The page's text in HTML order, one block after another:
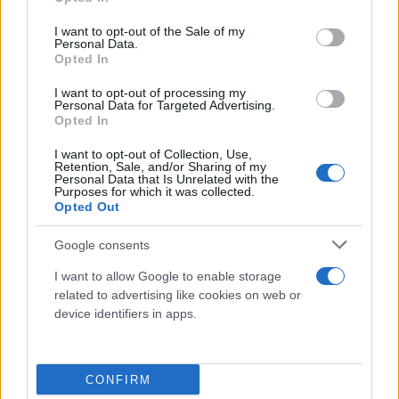
use your data for below specified purposes in below Google
consent section.
I want to opt-out of the Sale of my
Personal Data.
Opted In
I want to opt-out of processing my
Personal Data for Targeted Advertising.
Opted In
I want to opt-out of Collection, Use,
Retention, Sale, and/or Sharing of my
Personal Data that Is Unrelated with the
Purposes for which it was collected.
Opted Out
Google consents
I want to allow Google to enable storage
related to advertising like cookies on web or
device identifiers in apps.
CONFIRM
περιμένουν το επιδημιολογικό αποτύπωμα από την
επιστροφή και των τελευταίων εκδρομέων του
Αυγούστου πίσω στις πόλεις. Ο αριθμός των
μολύνσεων λοιπόν θα είναι εκείνος που θα κρίνει
ανακοινώσεις να αναμένονται σε λίγες μέρες.
Οι εκτιμήσεις των ειδικών για την επιστροφή
των μαθητών στα σχολεία
Πάντως, μπορεί οι αποφάσεις για το πώς θα
επιστρέψουν οι μαθητές στις τάξεις να μην έχουν
τους ειδικούς να τοποθετούνται σχετικά σχεδόν
καθημερινά εκφράζοντας τις απόψεις τους για το